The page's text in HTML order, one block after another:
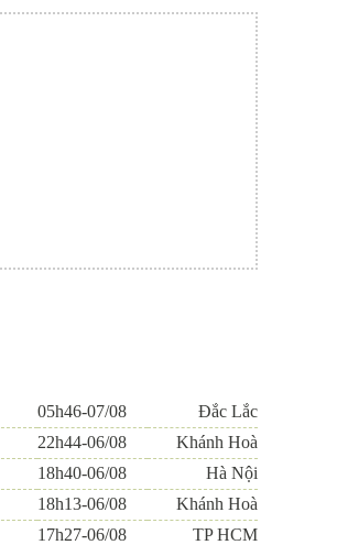
05h46-07/08
Đắc Lắc
22h44-06/08
Khánh Hoà
18h40-06/08
Hà Nội
18h13-06/08
Khánh Hoà
17h27-06/08
TP HCM